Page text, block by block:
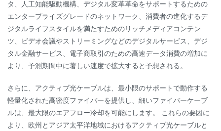
タ、人工知能駆動機構、デジタル変革革命をサポートするための
エンタープライズグレードのネットワーク、消費者の進化するデ
ジタルライフスタイルを満たすためのリッチメディアコンテン
ツ、ビデオ会議やストリーミングなどのデジタルサービス、デジ
タル金融サービス、電子商取引のための高速データ消費の増加に
より、予測期間中に著しい速度で拡大すると予想される。
さらに、アクティブ光ケーブルは、最小限のサポートで動作する
軽量化された高密度ファイバーを提供し、細いファイバーケーブ
ルは、最大限のエアフロー冷却を可能にします。 これらの要因に
より、欧州とアジア太平洋地域におけるアクティブ光ケーブルと